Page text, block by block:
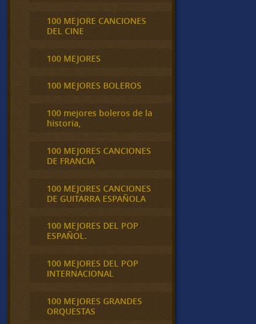
100 MEJORE CANCIONES
DEL CINE
100 MEJORES
100 MEJORES BOLEROS
100 mejores boleros de la
historia,
100 MEJORES CANCIONES
DE FRANCIA
100 MEJORES CANCIONES
DE GUITARRA ESPAÑOLA
100 MEJORES DEL POP
ESPAÑOL.
100 MEJORES DEL POP
INTERNACIONAL
100 MEJORES GRANDES
ORQUESTAS